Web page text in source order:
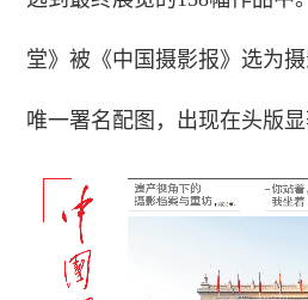
堂》被《中国摄影报》选为
唯一署名配图，出现在头版显